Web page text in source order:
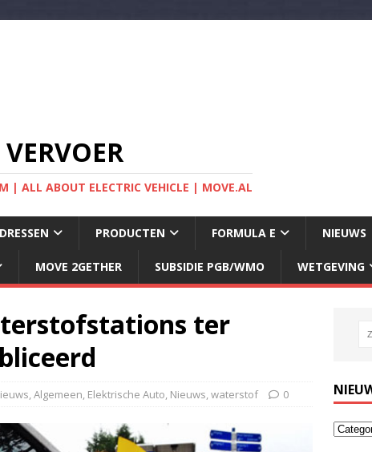
| ALL ABOUT ELECTRIC VEHICLE | MOVE.AL
PRODUCTEN FORMULA E NIEUWS
MOVE 2GETHER SUBSIDIE PGB/WMO WETGEVING
ter
,Algemeen, Elektrische Auto, Nieuws,waterstof 0